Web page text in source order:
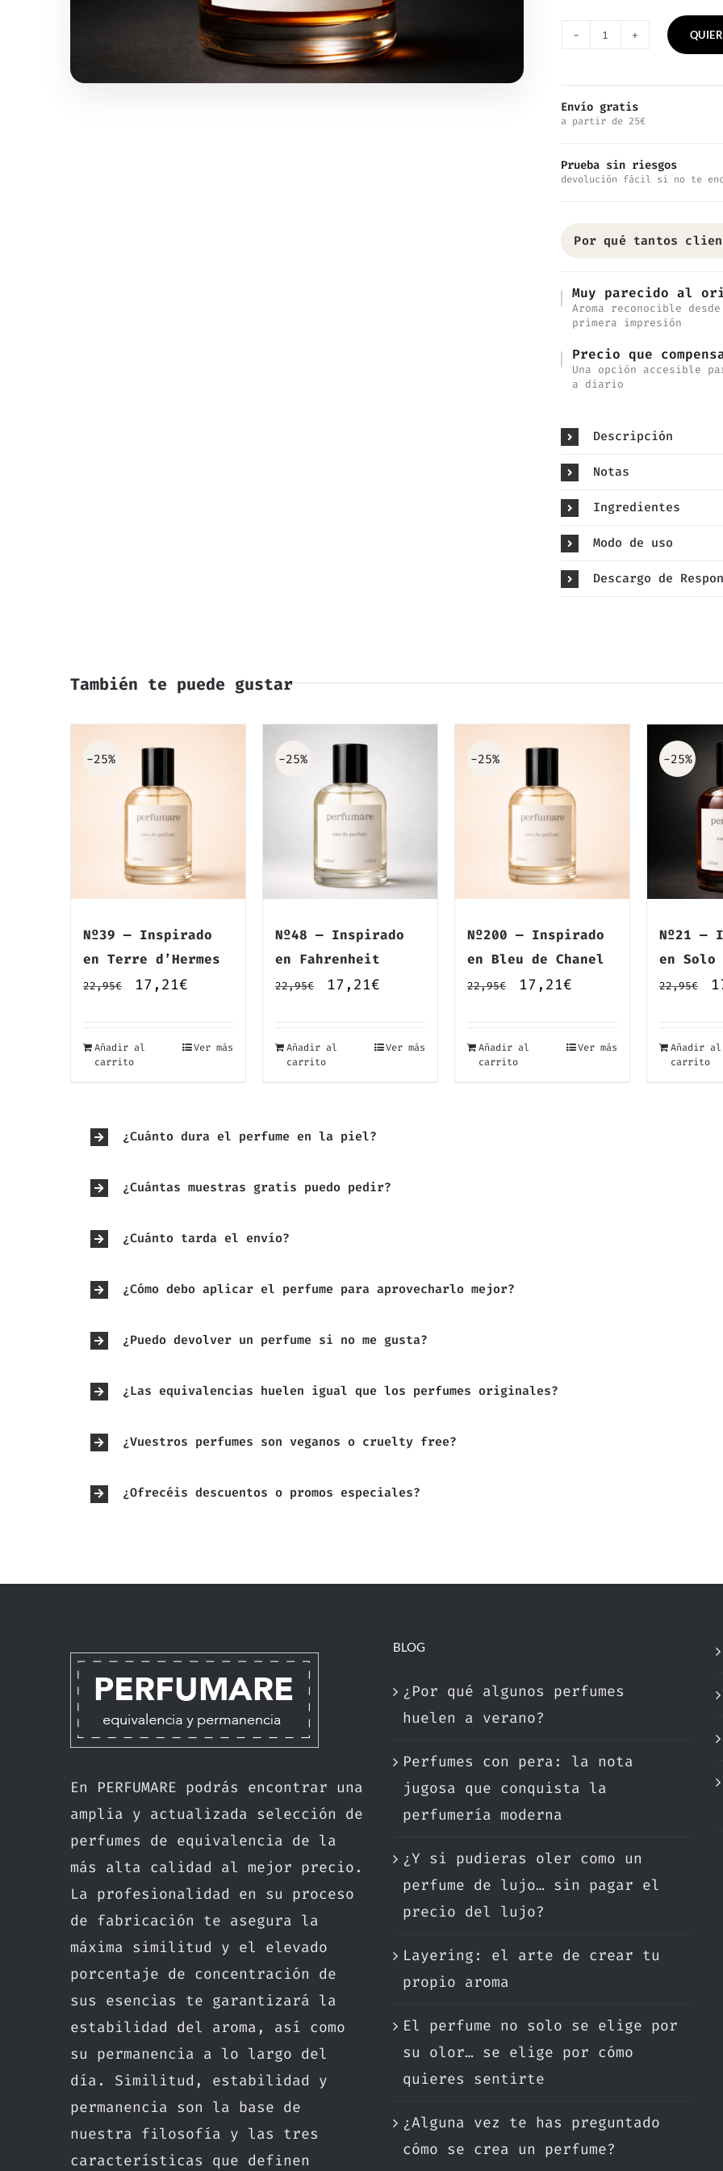
Inspirado
en
cantidad
Envío gratis
a partir de 25€
Prueba sin riesgos
devolución fácil si no te
Por qué tantos
Muy parecido al
Aroma reconocible
primera impresión
Precio que
Una opción accesible
a diario
Descripción
Notas
Ingredientes
Modo de uso
Descargo de
También te puede gustar
-25%
Nº39 — Inspirado
en Terre d’Hermes
22,95€
El
era:
17,21€El
Añadir al
carrito
Ver más
-25%
Nº48 — Inspirado
en Fahrenheit
22,95€
El
era:
17,21€El
Añadir al
carrito
Ver más
-25%
Nº200 — Inspirado
en Bleu de Chanel
22,95€
El
era:
17,21€El
Añadir al
carrito
Ver más
-25%
Nº21 —
en Solo
22,95€
Añadir al
carrito
¿Cuánto dura el perfume en la piel?
¿Cuántas muestras gratis puedo pedir?
¿Cuánto tarda el envío?
¿Cómo debo aplicar el perfume para aprovecharlo mejor?
¿Puedo devolver un perfume si no me gusta?
¿Las equivalencias huelen igual que los perfumes originales?
¿Vuestros perfumes son veganos o cruelty free?
¿Ofrecéis descuentos o promos especiales?
En PERFUMARE podrás encontrar una
amplia y actualizada selección de
perfumes de equivalencia de la
más alta calidad al mejor precio.
La profesionalidad en su proceso
de fabricación te asegura la
máxima similitud y el elevado
porcentaje de concentración de
sus esencias te garantizará la
estabilidad del aroma, así como
su permanencia a lo largo del
día. Similitud, estabilidad y
permanencia son la base de
nuestra filosofía y las tres
características que definen
BLOG
¿Por qué algunos perfumes
huelen a verano?
Perfumes con pera: la nota
jugosa que conquista la
perfumería moderna
¿Y si pudieras oler como un
perfume de lujo… sin pagar el
precio del lujo?
Layering: el arte de crear tu
propio aroma
El perfume no solo se elige por
su olor… se elige por cómo
quieres sentirte
¿Alguna vez te has preguntado
cómo se crea un perfume?